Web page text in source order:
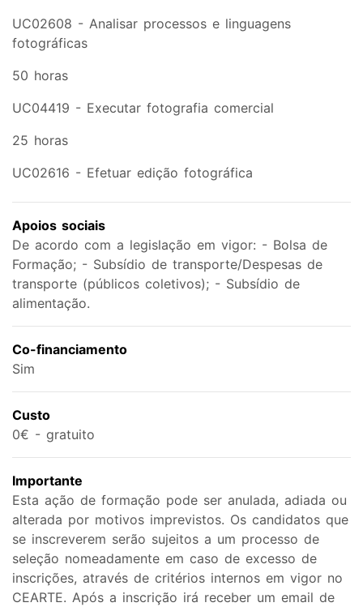
UC02608 - Analisar processos e linguagens
fotográficas
50 horas
UC04419 - Executar fotografia comercial
25 horas
UC02616 - Efetuar edição fotográfica
Apoios sociais
De acordo com a legislação em vigor: - Bolsa de
Formação; - Subsídio de transporte/Despesas de
transporte (públicos coletivos); - Subsídio de
alimentação.
Co-financiamento
Sim
Custo
0€ - gratuito
Importante
Esta ação de formação pode ser anulada, adiada ou
alterada por motivos imprevistos. Os candidatos que
se inscreverem serão sujeitos a um processo de
seleção nomeadamente em caso de excesso de
inscrições, através de critérios internos em vigor no
CEARTE. Após a inscrição irá receber um email de